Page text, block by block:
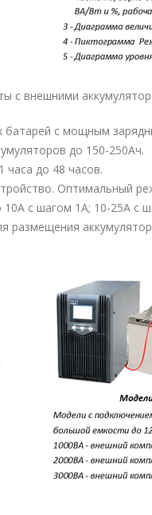
с внешними
батарей с мощным
до 150-250Ач.
до 48 часов.
Оптимальный
10А с шагом 1А; 10-25А с
размещения